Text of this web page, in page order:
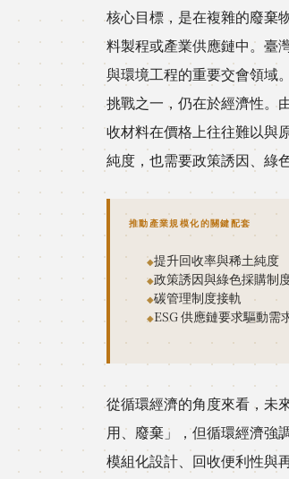
核心目標，是在複雜的廢棄
料製程或產業供應鏈中。臺
與環境工程的重要交會領域
挑戰之一，仍在於經濟性。
收材料在價格上往往難以與
純度，也需要政策誘因、綠
推動產業規模化的關鍵配套
提升回收率與稀土純度
政策誘因與綠色採購制
碳管理制度接軌
ESG 供應鏈要求驅動需
從循環經濟的角度來看，未
用、廢棄」，但循環經濟強
模組化設計、回收便利性與